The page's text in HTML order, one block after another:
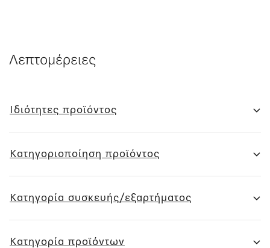
Λεπτομέρειες
Ιδιότητες προϊόντος
Κατηγοριοποίηση προϊόντος
Κατηγορία συσκευής/εξαρτήματος
Κατηγορία προϊόντων